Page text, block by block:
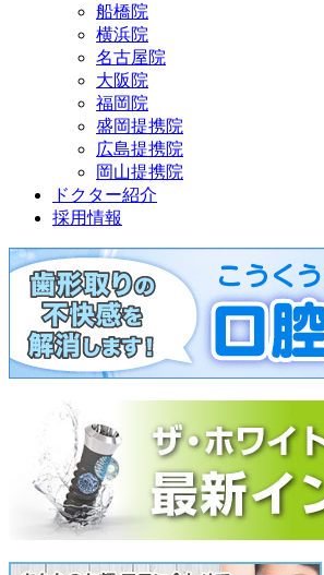
船橋院
横浜院
名古屋院
大阪院
福岡院
盛岡提携院
広島提携院
岡山提携院
ドクター紹介
採用情報